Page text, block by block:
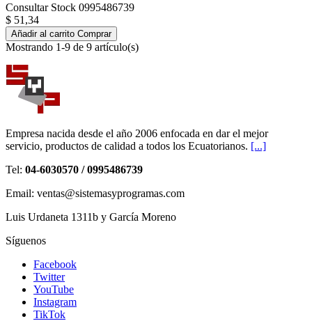
Consultar Stock 0995486739
$ 51,34
Añadir al carrito Comprar
Mostrando 1-9 de 9 artículo(s)
Empresa nacida desde el año 2006 enfocada en dar el mejor
servicio, productos de calidad a todos los Ecuatorianos. [...]
Tel: 04-6030570 / 0995486739
Email: ventas@sistemasyprogramas.com
Luis Urdaneta 1311b y García Moreno
Síguenos
Facebook
Twitter
YouTube
Instagram
TikTok